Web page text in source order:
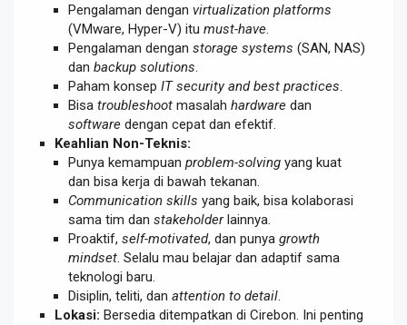
Pengalaman dengan virtualization platforms
(VMware, Hyper-V) itu must-have
Pengalaman dengan storage systems (SAN, NAS)
dan backup solutions
Paham konsep IT security and best practices
Bisa troubleshoot masalah hardware dan
software dengan cepat dan efektif.
Keahlian Non-Teknis:
Punya kemampuan problem-solving yang kuat
dan bisa kerja di bawah tekanan.
Communication skills yang baik, bisa kolaborasi
sama tim dan stakeholderlainnya.
Proaktif, self-motivated, dan punya growth
mindset . Selalu mau belajar dan adaptif sama
teknologi baru.
Disiplin, teliti, dan attention to detail
Lokasi: Bersedia ditempatkan di Cirebon. Ini penting